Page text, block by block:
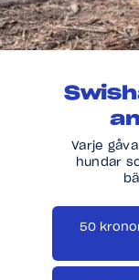
Varje
hundar
50